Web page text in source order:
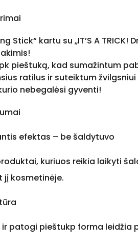
Stick“ kartu su „IT’S A
pieštuką, kad sumažintum
ratilus ir suteiktum
nebegalėsi gyventi!
efektas – be šaldytuvo
kuriuos reikia laikyti
jį kosmetinėje.
ir patogi pieštukp forma